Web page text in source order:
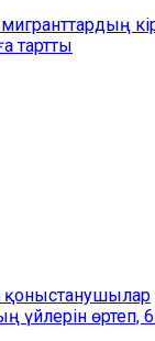
тартты
қоныстанушылар
үйлерін өртеп,